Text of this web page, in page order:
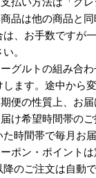
品は他の商品と
は、お手数ですが
。
グルトの組み合
します。途中から
便の性質上、お
け希望時間帯の
た時間帯で毎月お届
ポン・ポイント
降のご注文は自動